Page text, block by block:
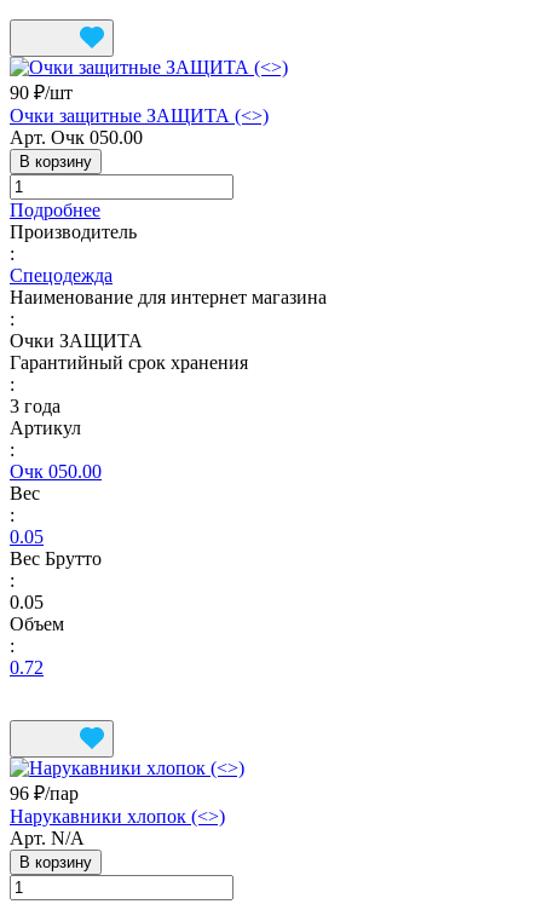
90 ₽/шт
Очки защитные ЗАЩИТА (<>)
Арт. Очк 050.00
В корзину
Подробнее
Производитель
:
Спецодежда
Наименование для интернет магазина
:
Очки ЗАЩИТА
Гарантийный срок хранения
:
3 года
Артикул
:
Очк 050.00
Вес
:
0.05
Вес Брутто
:
0.05
Объем
:
0.72
96 ₽/пар
Нарукавники хлопок (<>)
Арт. N/A
В корзину